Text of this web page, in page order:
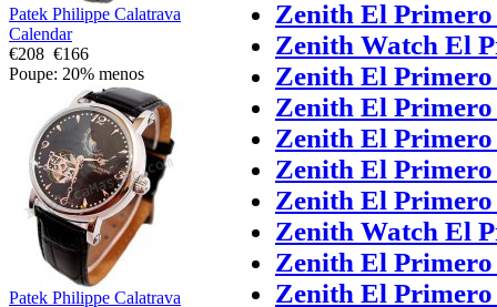
Patek Philippe Calatrava
Calendar
€208 €166
Poupe: 20% menos
Patek Philippe Calatrava
Zenith El
Zenith Watch El
Zenith El
Zenith El
Zenith El
Zenith El
Zenith El
Zenith Watch El
Zenith El
Zenith El